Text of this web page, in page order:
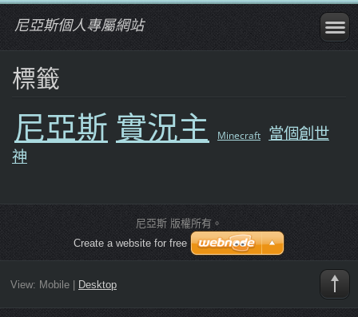
尼亞斯個人專屬網站
標籤
尼亞斯 實況主 Minecraft
當個創世
神
尼亞斯 版權所有。
Create a website for free
View: Mobile| Desktop